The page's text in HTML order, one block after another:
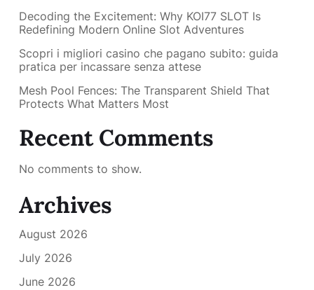
Decoding the Excitement: Why KOI77 SLOT Is
Redefining Modern Online Slot Adventures
Scopri i migliori casino che pagano subito: guida
pratica per incassare senza attese
Mesh Pool Fences: The Transparent Shield That
Protects What Matters Most
Recent Comments
No comments to show.
Archives
August 2026
July 2026
June 2026